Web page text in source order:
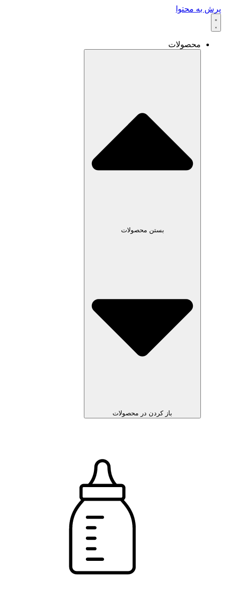
پرش به محتوا
محصولات
بستن محصولات
باز کردن در محصولات